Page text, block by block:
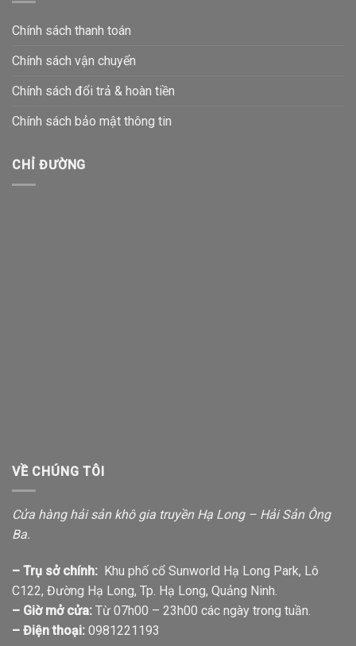
Chính sách thanh toán
Chính sách vận chuyển
Chính sách đổi trả & hoàn tiền
Chính sách bảo mật thông tin
CHỈ ĐƯỜNG
VỀ CHÚNG TÔI
Cửa hàng hải sản khô gia truyền Hạ Long – Hải Sản Ông
Ba.
– Trụ sở chính: Khu phố cổ Sunworld Hạ Long Park, Lô
C122, Đường Hạ Long, Tp. Hạ Long, Quảng Ninh.
– Giờ mở cửa: Từ 07h00 – 23h00 các ngày trong tuần.
– Điện thoại: 0981221193